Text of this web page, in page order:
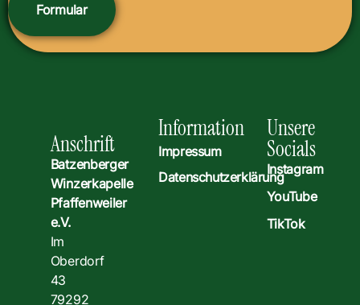
Formular
Anschrift
Batzenberger
Winzerkapelle
Pfaffenweiler
e.V.
Im
Oberdorf
43
79292
Information
Impressum
Datenschutzerklärung
Unsere
Socials
Instagram
YouTube
TikTok